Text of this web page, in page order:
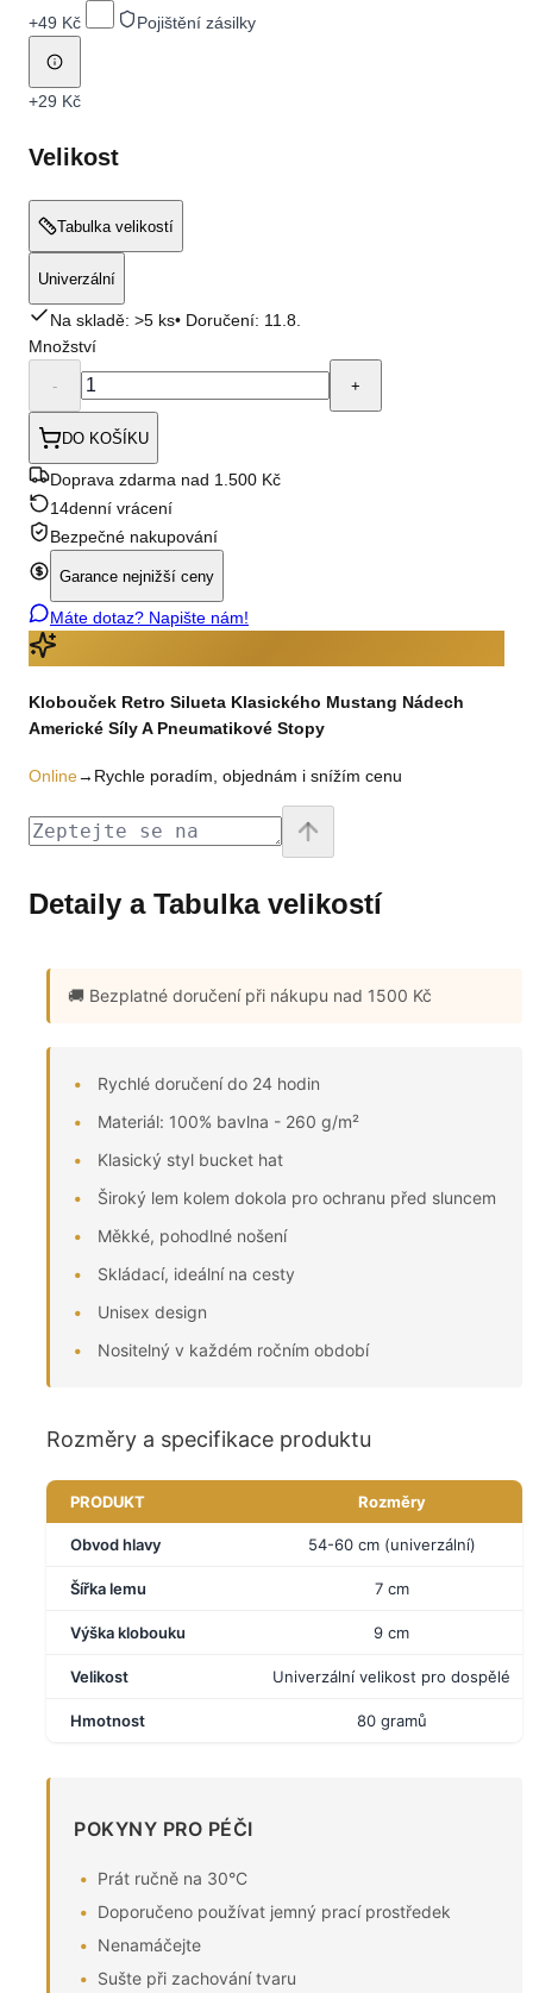
+49 Kč Pojištění zásilky
+29 Kč
Velikost
Tabulka velikostí
Univerzální
Na skladě: >5 ks• Doručení: 11.8.
Množství
- +
DO KOŠÍKU
Doprava zdarma nad 1.500 Kč
14denní vrácení
Bezpečné nakupování
Garance nejnižší ceny
Máte dotaz? Napište nám!
Klobouček Retro Silueta Klasického Mustang Nádech
Americké Síly A Pneumatikové Stopy
Online→ Rychle poradím, objednám i snížím cenu
Detaily a Tabulka velikostí
🚚 Bezplatné doručenípři nákupu nad 1500 Kč
Rychlé doručení do 24 hodin
Materiál: 100% bavlna - 260 g/m²
Klasický styl bucket hat
Široký lem kolem dokola pro ochranu před sluncem
Měkké, pohodlné nošení
Skládací, ideální na cesty
Unisex design
Nositelný v každém ročním období
Rozměry a specifikace produktu
PRODUKT Rozměry
Obvod hlavy 54-60 cm (univerzální)
Šířka lemu 7 cm
Výška klobouku 9 cm
Velikost Univerzální velikost pro dospělé
Hmotnost 80 gramů
POKYNY PRO PÉČI
Prát ručně na 30°C
Doporučeno používat jemný prací prostředek
Nenamáčejte
Sušte při zachování tvaru